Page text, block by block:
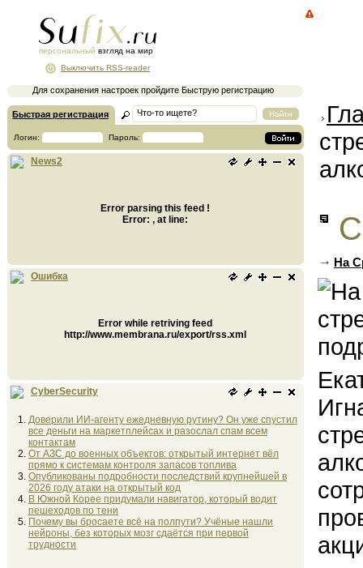
персональный взгляд на мир
Для сохранения настроек пройдите Быструю регистрацию
Выключить RSS-reader
Быстрая регистрация
Логин: Пароль:
News2
Error parsing this feed !
Error: , at line:
Ошибка
Error while retriving feed
http://www.membrana.ru/export/rss.xml
CyberSecurity
Доверили ИИ-агенту ежедневную рутину? Он уже спустил
все деньги на маркетплейсах и разослал спам всем
контактам
От АЗС до военных объектов: открытый интернет вёл
прямо к системам контроля запасов топлива
Опубликованы подробности последствий крупнейшей в
2026 году атаки на открытый код
В Южной Корее придумали навигатор, который водит
пешеходов по тени
Почему вы бросаете всё на полпути? Учёные нашли
нейроны, без которых мозг сдаётся при первой
трудности
На